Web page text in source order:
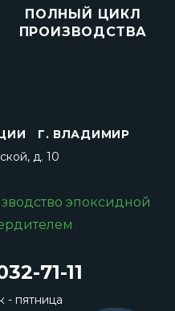
ПОЛНЫЙ ЦИКЛ
ПРОИЗВОДСТВА
Г. ВЛАДИМИР
д. 10
71-11
- пятница